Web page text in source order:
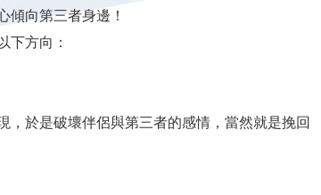
傾向第三者身邊！
下方向：
，於是破壞伴侶與第三者的感情，當然就是挽回